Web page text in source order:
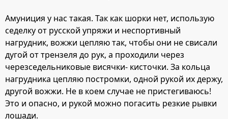
Амуниция у нас такая. Так как шорки нет, использую
седелку от русской упряжи и неспортивный
нагрудник, вожжи цепляю так, чтобы они не свисали
дугой от трензеля до рук, а проходили через
черезседельниковые висячки- кисточки. За кольца
нагрудника цепляю постромки, одной рукой их держу,
другой вожжи. Не в коем случае не пристегиваюсь!
Это и опасно, и рукой можно погасить резкие рывки
лошади.